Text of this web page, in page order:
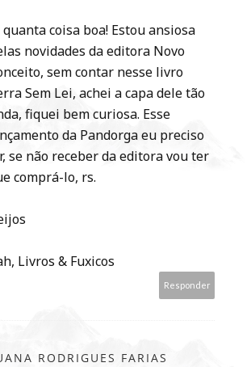
quanta coisa boa! Estou ansiosa
novidades da editora Novo
sem contar nesse livro
Sem Lei, achei a capa dele tão
fiquei bem curiosa. Esse
da Pandorga eu preciso
se não receber da editora vou ter
comprá-lo, rs.
Livros & Fuxicos
Responder
RODRIGUES FARIAS